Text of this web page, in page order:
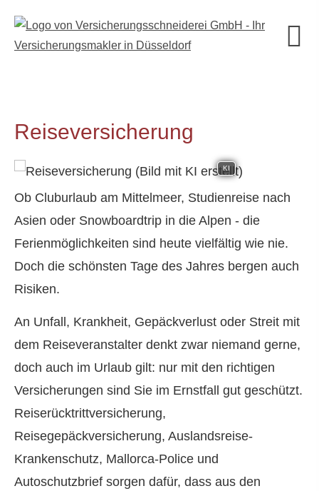
Reiseversicherung
KI
Ob Cluburlaub am Mittelmeer, Studienreise nach
Asien oder Snowboardtrip in die Alpen - die
Ferienmöglichkeiten sind heute vielfältig wie nie.
Doch die schönsten Tage des Jahres bergen auch
Risiken.
An Unfall, Krankheit, Gepäckverlust oder Streit mit
dem Reiseveranstalter denkt zwar niemand gerne,
doch auch im Urlaub gilt: nur mit den richtigen
Versicherungen sind Sie im Ernstfall gut geschützt.
Reiserücktrittversicherung,
Reisegepäckversicherung, Auslandsreise-
Krankenschutz, Mallorca-Police und
Autoschutzbrief sorgen dafür, dass aus den